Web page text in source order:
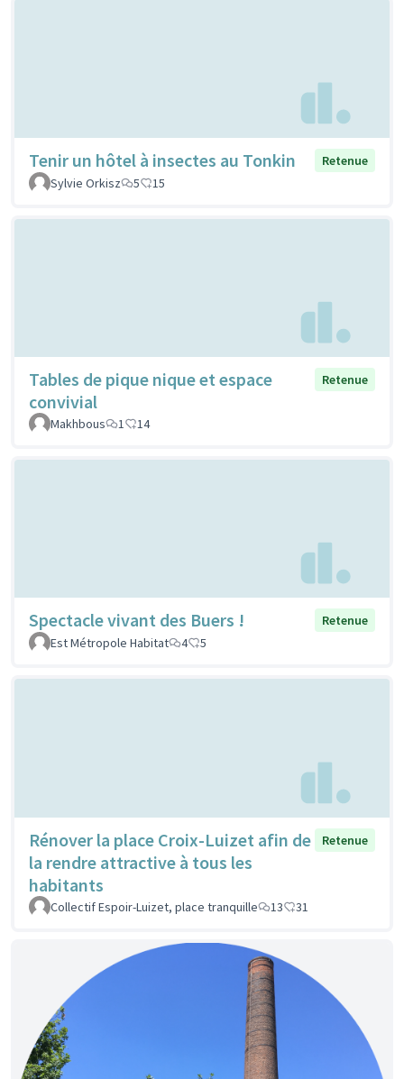
Tenir un hôtel à insectes au Tonkin
Retenue
Sylvie Orkisz
5 15
Tables de pique nique et espace
convivial
Retenue
Makhbous 1 14
Spectacle vivant des Buers !
Retenue
Est Métropole Habitat
4 5
Rénover la place Croix-Luizet afin de
la rendre attractive à tous les
habitants
Retenue
Collectif Espoir-Luizet, place tranquille 13 31